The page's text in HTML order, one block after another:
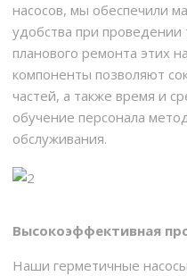
насосов, мы обеспечили
удобства при проведении
планового ремонта этих
компоненты позволяют
частей, а также время и
обучение персонала
обслуживания.
Высокоэффективная
Наши герметичные